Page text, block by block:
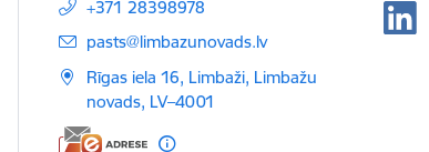
+371 28398978
E-pasts:
pasts@limbazunovads.lv
Rīgas iela 16, Limbaži, Limbažu
novads, LV–4001